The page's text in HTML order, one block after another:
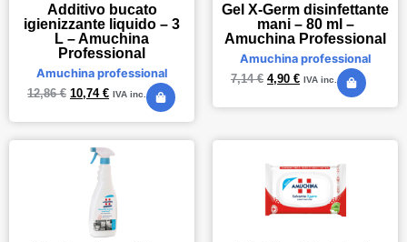
Additivo bucato
igienizzante liquido – 3
L – Amuchina
Professional
Amuchina professional
12,86€ 10,74 € IVA inc.
Gel X-Germ disinfettante
mani – 80 ml –
Amuchina Professional
Amuchina professional
7,14€ 4,90 € IVA inc.